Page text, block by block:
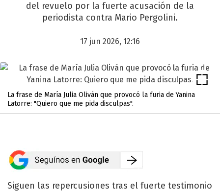
del revuelo por la fuerte acusación de la
periodista contra Mario Pergolini.
17 jun 2026, 12:16
La frase de María Julia Oliván que provocó la furia de Yanina
Latorre: "Quiero que me pida disculpas".
Siguen las repercusiones tras el fuerte testimonio